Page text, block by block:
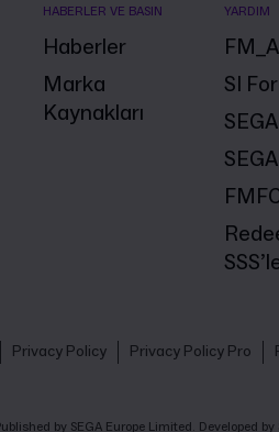
HABERLER VE BASIN
Haberler
Marka
Kaynakları
YARDIM
SI
Privacy Policy Privacy Policy Pro
by SEGA Europe Limited. Developed